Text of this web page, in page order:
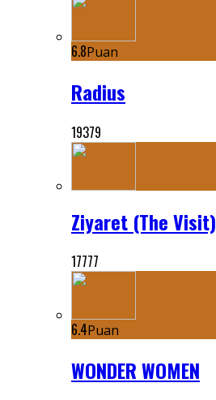
6.8Puan
Radius
19379
Ziyaret (The Visit)
17777
6.4Puan
WONDER WOMEN